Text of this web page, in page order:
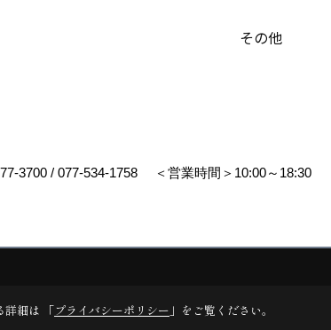
その他
3700 / 077-534-1758 ＜営業時間＞10:00～18:30
詳細は 「プライバシーポリシー 」をご覧ください。